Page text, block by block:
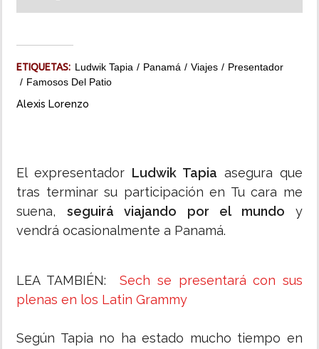
ETIQUETAS: Ludwik Tapia Panamá Viajes
Presentador
Famosos Del Patio
Alexis Lorenzo
El expresentador Ludwik Tapia asegura que
tras terminar su participación en Tu cara me
suena, seguirá viajando por el mundo y
vendrá ocasionalmente a Panamá.
LEA TAMBIÉN:
Sech se presentará con sus
plenas en los Latin Grammy
Según Tapia no ha estado mucho tiempo en